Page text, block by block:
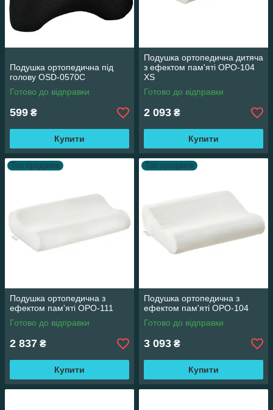
Подушка ортопедична під
голову OSD-0570C
Готово до відправки
599 ₴
Купити
Подушка ортопедична дитяча
з ефектом пам'яті OPO-104
XS
Готово до відправки
2 093 ₴
Купити
Топ продажів
Подушка ортопедична з
ефектом пам'яті OPO-111
Готово до відправки
2 837 ₴
Купити
Топ продажів
Подушка ортопедична з
ефектом пам'яті OPO-104
Готово до відправки
3 093 ₴
Купити